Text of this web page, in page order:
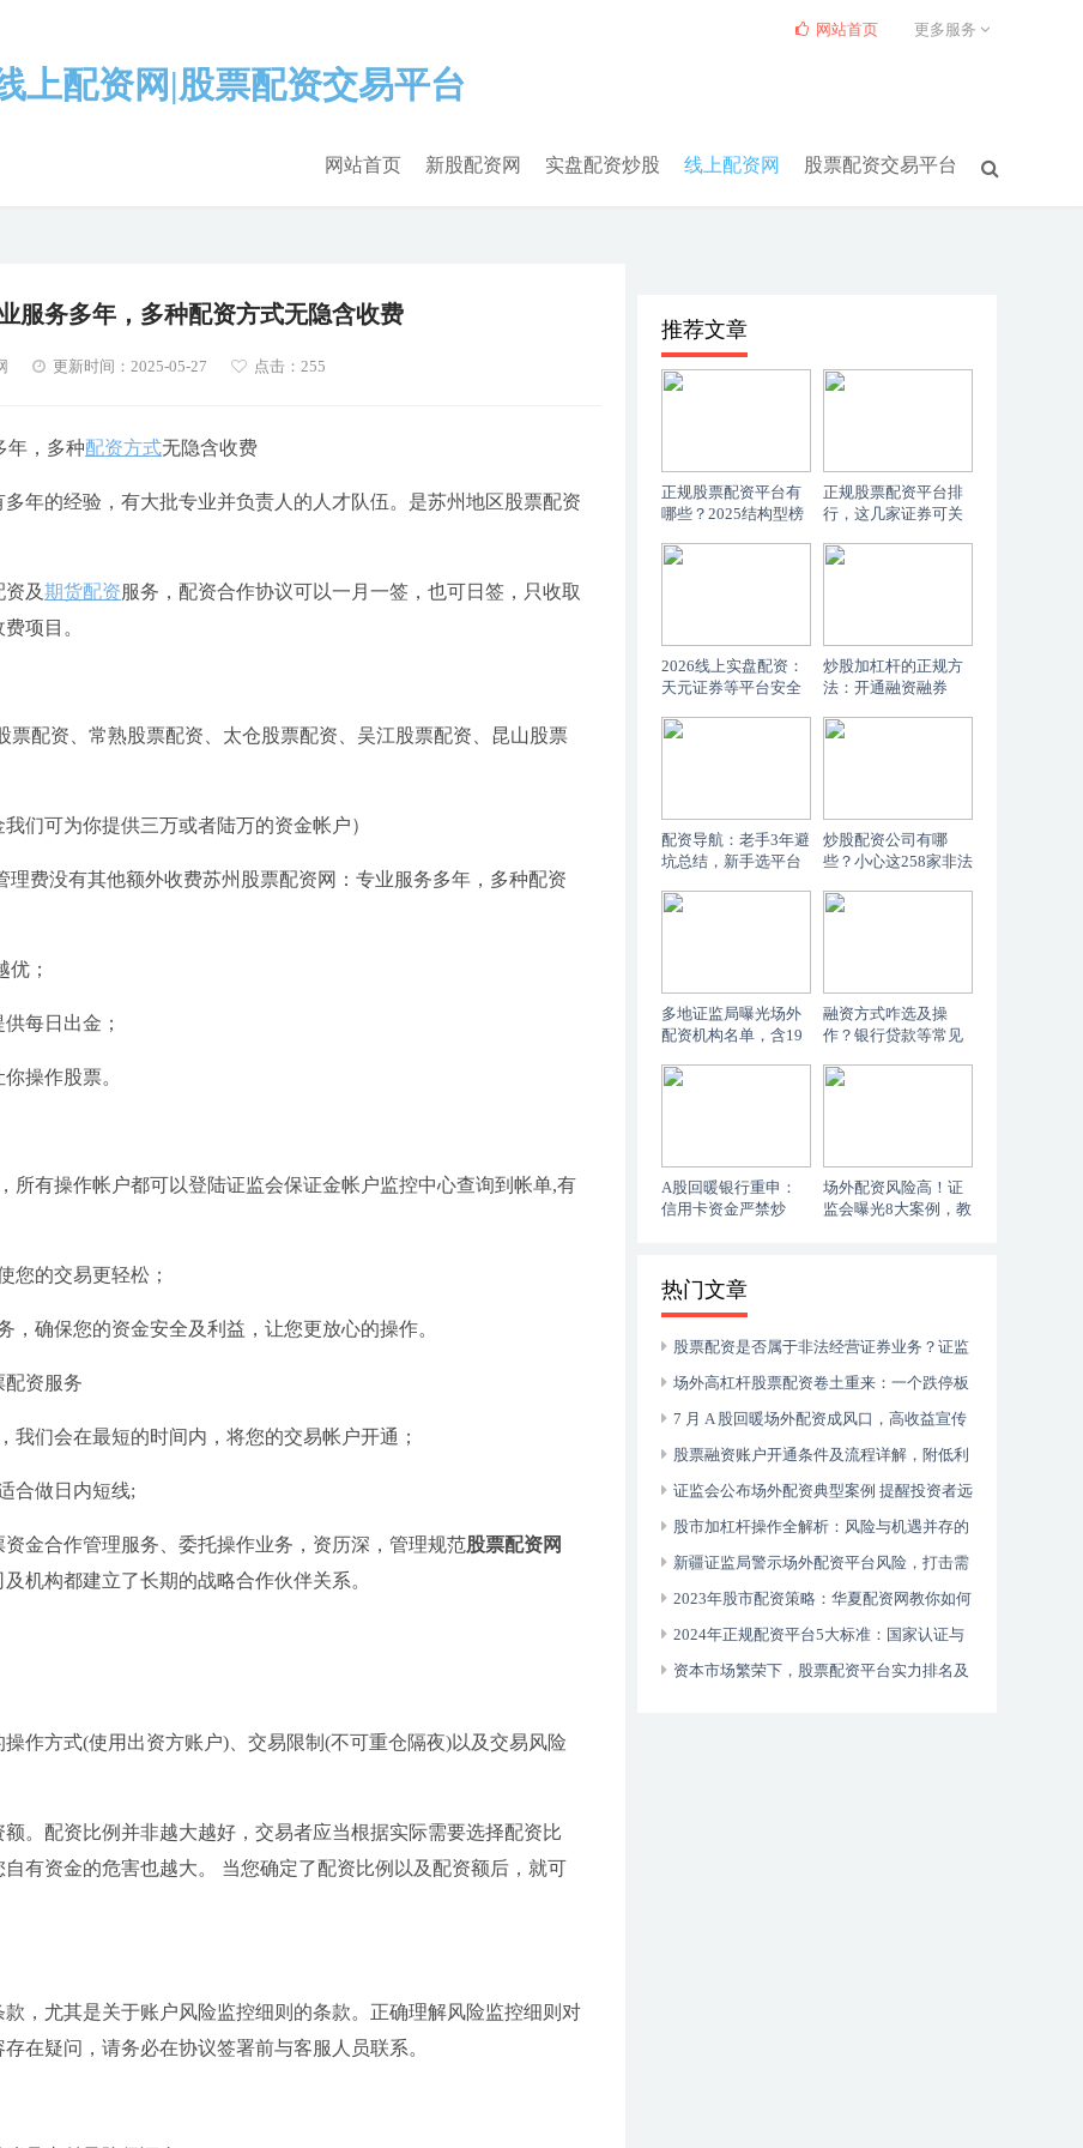
网站首页 新股配资网 实盘配资炒股 线上配资网 股票配资交易平台
网站首页 更多服务
服务多年，多种配资方式无隐含收费
更新时间：2025-05-27 点击：255
年，多种配资方式无隐含收费
年的经验，有大批专业并负责人的人才队伍。是苏州地区股票配资
及期货配资服务，配资合作协议可以一月一签，也可日签，只收取
项目。
票配资、常熟股票配资、太仓股票配资、吴江股票配资、昆山股票
们可为你提供三万或者陆万的资金帐户）
理费没有其他额外收费苏州股票配资网：专业服务多年，多种配资
；
每日出金；
操作股票。
所有操作帐户都可以登陆证监会保证金帐户监控中心查询到帐单,有
您的交易更轻松；
确保您的资金安全及利益，让您更放心的操作。
们会在最短的时间内，将您的交易帐户开通；
合做日内短线;
金合作管理服务、委托操作业务，资历深，管理规范股票配资网
机构都建立了长期的战略合作伙伴关系。
作方式(使用出资方账户)、交易限制(不可重仓隔夜)以及交易风险
。配资比例并非越大越好，交易者应当根据实际需要选择配资比
有资金的危害也越大。 当您确定了配资比例以及配资额后，就可
，尤其是关于账户风险监控细则的条款。正确理解风险监控细则对
在疑问，请务必在协议签署前与客服人员联系。
推荐文章
正规股票配资平台有
哪些？2025结构型榜
正规股票配资平台排
行，这几家证券可关
2026线上实盘配资：
天元证券等平台安全
炒股加杠杆的正规方
法：开通融资融券
配资导航：老手3年避
坑总结，新手选平台
炒股配资公司有哪
些？小心这258家非法
多地证监局曝光场外
配资机构名单，含19
资
融资方式咋选及操
作？银行贷款等常见
A股回暖银行重申：
信用卡资金严禁炒
场外配资风险高！证
监会曝光8大案例，教
热门文章
股票配资是否属于非法经营证券业务？证监
会批准与法律风险解析
场外高杠杆股票配资卷土重来：一个跌停板
即达平仓线，杠杆比例高达1:3.7
7 月 A 股回暖场外配资成风口，高收益宣传
引关注
股票融资账户开通条件及流程详解，附低利
率办理方法
证监会公布场外配资典型案例 提醒投资者远
离非法场外配资
股市加杠杆操作全解析：风险与机遇并存的
财富放大策略
新疆证监局警示场外配资平台风险，打击需
多方联手
2023年股市配资策略：华夏配资网教你如何
利用杠杆工具控制风险
2024年正规配资平台5大标准：国家认证与
资金流向透明化是关键
资本市场繁荣下，股票配资平台实力排名及